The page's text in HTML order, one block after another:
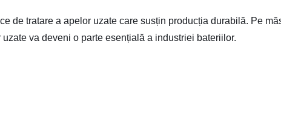
de tratare a apelor uzate care susțin producția durabilă. Pe
va deveni o parte esențială a industriei bateriilor.